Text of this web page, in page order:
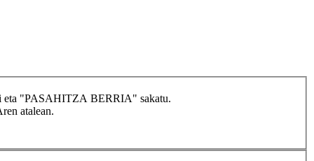
eta "PASAHITZA BERRIA" sakatu.
atalean.